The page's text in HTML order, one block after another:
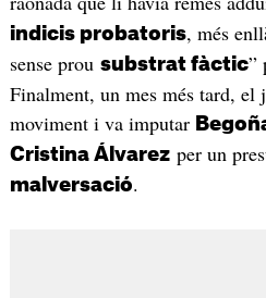
indicis probatoris, més
sense prou substrat fàctic”
Finalment, un mes més tard, el
moviment i va imputar
Cristina Álvarezper un
malversació.